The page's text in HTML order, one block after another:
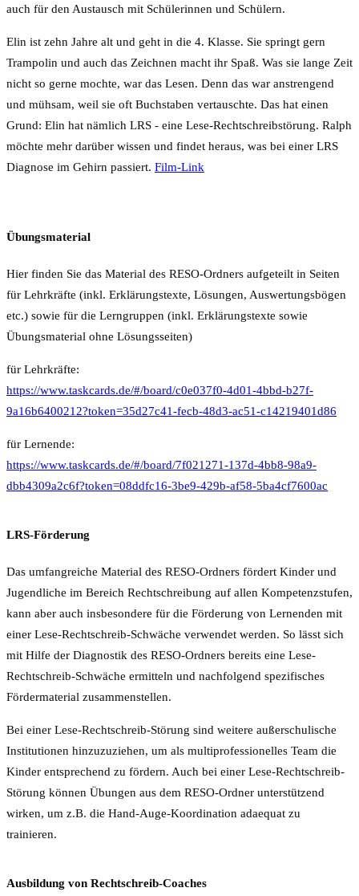
auch für den Austausch mit Schülerinnen und Schülern.
Elin ist zehn Jahre alt und geht in die 4. Klasse. Sie springt gern
Trampolin und auch das Zeichnen macht ihr Spaß. Was sie lange Zeit
nicht so gerne mochte, war das Lesen. Denn das war anstrengend
und mühsam, weil sie oft Buchstaben vertauschte. Das hat einen
Grund: Elin hat nämlich LRS - eine Lese-Rechtschreibstörung. Ralph
möchte mehr darüber wissen und findet heraus, was bei einer LRS
Diagnose im Gehirn passiert. Film-Link
Übungsmaterial
Hier finden Sie das Material des RESO-Ordners aufgeteilt in Seiten
für Lehrkräfte (inkl. Erklärungstexte, Lösungen, Auswertungsbögen
etc.) sowie für die Lerngruppen (inkl. Erklärungstexte sowie
Übungsmaterial ohne Lösungsseiten)
für Lehrkräfte:
https://www.taskcards.de/#/board/c0e037f0-4d01-4bbd-b27f-
9a16b6400212?token=35d27c41-fecb-48d3-ac51-c14219401d86
für Lernende:
https://www.taskcards.de/#/board/7f021271-137d-4bb8-98a9-
dbb4309a2c6f?token=08ddfc16-3be9-429b-af58-5ba4cf7600ac
LRS-Förderung
Das umfangreiche Material des RESO-Ordners fördert Kinder und
Jugendliche im Bereich Rechtschreibung auf allen Kompetenzstufen,
kann aber auch insbesondere für die Förderung von Lernenden mit
einer Lese-Rechtschreib-Schwäche verwendet werden. So lässt sich
mit Hilfe der Diagnostik des RESO-Ordners bereits eine Lese-
Rechtschreib-Schwäche ermitteln und nachfolgend spezifisches
Fördermaterial zusammenstellen.
Bei einer Lese-Rechtschreib-Störung sind weitere außerschulische
Institutionen hinzuzuziehen, um als multiprofessionelles Team die
Kinder entsprechend zu fördern. Auch bei einer Lese-Rechtschreib-
Störung können Übungen aus dem RESO-Ordner unterstützend
wirken, um z.B. die Hand-Auge-Koordination adaequat zu
trainieren.
Ausbildung von Rechtschreib-Coaches